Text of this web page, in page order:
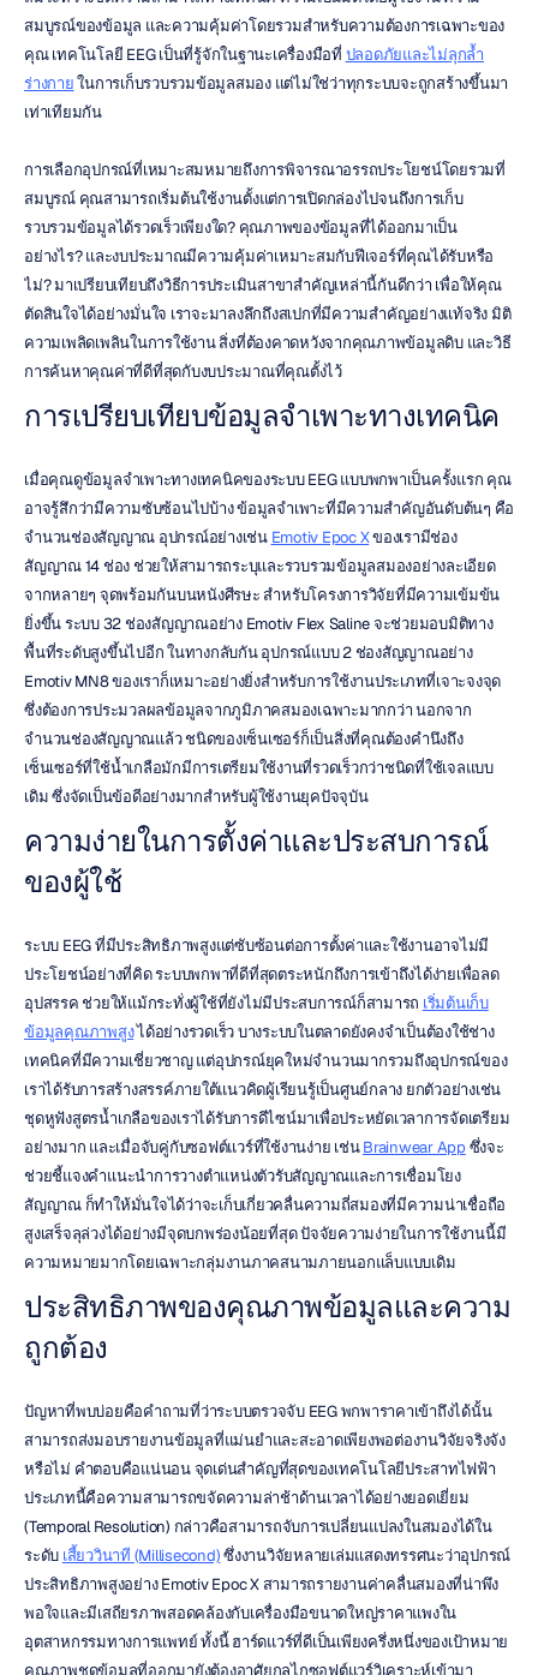
สมบูรณ์ของข้อมูล และความคุ้มค่าโดยรวมสำหรับความต้องการเฉพาะของ
คุณ เทคโนโลยี EEG เป็นที่รู้จักในฐานะเครื่องมือที่ ปลอดภัยและไม่ลุกล้ำ
ร่างกาย ในการเก็บรวบรวมข้อมูลสมอง แต่ไม่ใช่ว่าทุกระบบจะถูกสร้างขึ้นมา
เท่าเทียมกัน
การเลือกอุปกรณ์ที่เหมาะสมหมายถึงการพิจารณาอรรถประโยชน์โดยรวมที่
สมบูรณ์ คุณสามารถเริ่มต้นใช้งานตั้งแต่การเปิดกล่องไปจนถึงการเก็บ
รวบรวมข้อมูลได้รวดเร็วเพียงใด? คุณภาพของข้อมูลที่ได้ออกมาเป็น
อย่างไร? และงบประมาณมีความคุ้มค่าเหมาะสมกับฟีเจอร์ที่คุณได้รับหรือ
ไม่? มาเปรียบเทียบถึงวิธีการประเมินสาขาสำคัญเหล่านี้กันดีกว่า เพื่อให้คุณ
ตัดสินใจได้อย่างมั่นใจ เราจะมาลงลึกถึงสเปกที่มีความสำคัญอย่างแท้จริง มิติ
ความเพลิดเพลินในการใช้งาน สิ่งที่ต้องคาดหวังจากคุณภาพข้อมูลดิบ และวิธี
การค้นหาคุณค่าที่ดีที่สุดกับงบประมาณที่คุณตั้งไว้
การเปรียบเทียบข้อมูลจำเพาะทางเทคนิค
เมื่อคุณดูข้อมูลจำเพาะทางเทคนิคของระบบ EEG แบบพกพาเป็นครั้งแรก คุณ
อาจรู้สึกว่ามีความซับซ้อนไปบ้าง ข้อมูลจำเพาะที่มีความสำคัญอันดับต้นๆ คือ
จำนวนช่องสัญญาณ อุปกรณ์อย่างเช่น Emotiv Epoc X ของเรามีช่อง
สัญญาณ 14 ช่อง ช่วยให้สามารถระบุและรวบรวมข้อมูลสมองอย่างละเอียด
จากหลายๆ จุดพร้อมกันบนหนังศีรษะ สำหรับโครงการวิจัยที่มีความเข้มข้น
ยิ่งขึ้น ระบบ 32 ช่องสัญญาณอย่าง Emotiv Flex Saline จะช่วยมอบมิติทาง
พื้นที่ระดับสูงขึ้นไปอีก ในทางกลับกัน อุปกรณ์แบบ 2 ช่องสัญญาณอย่าง
Emotiv MN8 ของเราก็เหมาะอย่างยิ่งสำหรับการใช้งานประเภทที่เจาะจงจุด
ซึ่งต้องการประมวลผลข้อมูลจากภูมิภาคสมองเฉพาะมากกว่า นอกจาก
จำนวนช่องสัญญาณแล้ว ชนิดของเซ็นเซอร์ก็เป็นสิ่งที่คุณต้องคำนึงถึง
เซ็นเซอร์ที่ใช้น้ำเกลือมักมีการเตรียมใช้งานที่รวดเร็วกว่าชนิดที่ใช้เจลแบบ
เดิม ซึ่งจัดเป็นข้อดีอย่างมากสำหรับผู้ใช้งานยุคปัจจุบัน
ความง่ายในการตั้งค่าและประสบการณ์
ของผู้ใช้
ระบบ EEG ที่มีประสิทธิภาพสูงแต่ซับซ้อนต่อการตั้งค่าและใช้งานอาจไม่มี
ประโยชน์อย่างที่คิด ระบบพกพาที่ดีที่สุดตระหนักถึงการเข้าถึงได้ง่ายเพื่อลด
อุปสรรค ช่วยให้แม้กระทั่งผู้ใช้ที่ยังไม่มีประสบการณ์ก็สามารถ เริ่มต้นเก็บ
ข้อมูลคุณภาพสูง ได้อย่างรวดเร็ว บางระบบในตลาดยังคงจำเป็นต้องใช้ช่าง
เทคนิคที่มีความเชี่ยวชาญ แต่อุปกรณ์ยุคใหม่จำนวนมากรวมถึงอุปกรณ์ของ
เราได้รับการสร้างสรรค์ภายใต้แนวคิดผู้เรียนรู้เป็นศูนย์กลาง ยกตัวอย่างเช่น
ชุดหูฟังสูตรน้ำเกลือของเราได้รับการดีไซน์มาเพื่อประหยัดเวลาการจัดเตรียม
อย่างมาก และเมื่อจับคู่กับซอฟต์แวร์ที่ใช้งานง่าย เช่น Brainwear App ซึ่งจะ
ช่วยชี้แจงคำแนะนำการวางตำแหน่งตัวรับสัญญาณและการเชื่อมโยง
สัญญาณ ก็ทำให้มั่นใจได้ว่าจะเก็บเกี่ยวคลื่นความถี่สมองที่มีความน่าเชื่อถือ
สูงเสร็จลุล่วงได้อย่างมีจุดบกพร่องน้อยที่สุด ปัจจัยความง่ายในการใช้งานนี้มี
ความหมายมากโดยเฉพาะกลุ่มงานภาคสนามภายนอกแล็บแบบเดิม
ประสิทธิภาพของคุณภาพข้อมูลและความ
ถูกต้อง
ปัญหาที่พบบ่อยคือคำถามที่ว่าระบบตรวจจับ EEG พกพาราคาเข้าถึงได้นั้น
สามารถส่งมอบรายงานข้อมูลที่แม่นยำและสะอาดเพียงพอต่องานวิจัยจริงจัง
หรือไม่ คำตอบคือแน่นอน จุดเด่นสำคัญที่สุดของเทคโนโลยีประสาทไฟฟ้า
ประเภทนี้คือความสามารถขจัดความล่าช้าด้านเวลาได้อย่างยอดเยี่ยม
(Temporal Resolution) กล่าวคือสามารถจับการเปลี่ยนแปลงในสมองได้ใน
ระดับ เสี้ยววินาที (Millisecond) ซึ่งงานวิจัยหลายเล่มแสดงทรรศนะว่าอุปกรณ์
ประสิทธิภาพสูงอย่าง Emotiv Epoc X สามารถรายงานค่าคลื่นสมองที่น่าพึง
พอใจและมีเสถียรภาพสอดคล้องกับเครื่องมือขนาดใหญ่ราคาแพงใน
อุตสาหกรรมทางการแพทย์ ทั้งนี้ ฮาร์ดแวร์ที่ดีเป็นเพียงครึ่งหนึ่งของเป้าหมาย
คุณภาพชุดข้อมูลที่ออกมายังต้องอาศัยกลไกซอฟต์แวร์วิเคราะห์เข้ามา